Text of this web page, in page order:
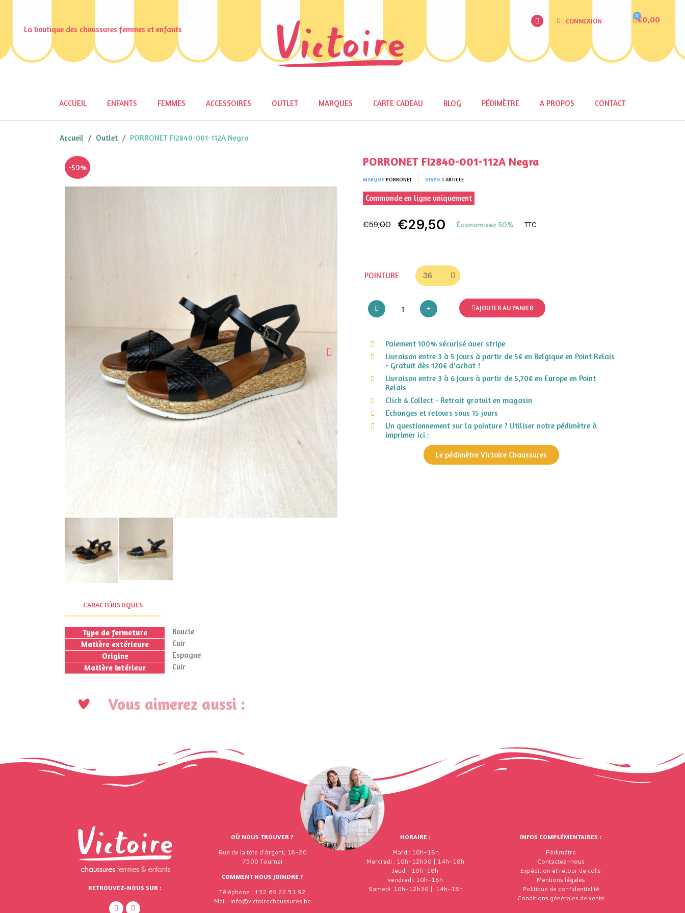
La boutique des chaussures femmes et enfants
CONNEXION €0,00
ACCUEIL ENFANTS FEMMES ACCESSOIRES OUTLET MARQUES CARTE CADEAU BLOG PÉDIMÈTRE A PROPOS CONTACT
Accueil Outlet PORRONET FI2840-001-112A Negra
-50% PORRONET FI2840-001-112A Negra
MARQUE PORRONET DISPO 1 ARTICLE
Commande en ligne uniquement
€59,00 €29,50 Économisez 50% TTC
POINTURE
AJOUTER AU PANIER
Paiement 100% sécurisé avec stripe
Livraison entre 3 à 5 jours à partir de 5€ en Belgique en Point Relais
- Gratuit dès 120€ d'achat !
Livraison entre 3 à 6 jours à partir de 5,70€ en Europe en Point
Relais
Click & Collect - Retrait gratuit en magasin
Echanges et retours sous 15 jours
Un questionnement sur la pointure ? Utiliser notre pédimètre à
imprimer ici :
Le pédimètre Victoire Chaussures
CARACTÉRISTIQUES
Type de fermeture
Boucle
Matière extérieure
Cuir
Origine
Espagne
Matière Intérieur
Cuir
Vous aimerez aussi :
RETROUVEZ-NOUS SUR :
OÙ NOUS TROUVER ?
Rue de la tête d'Argent, 18-20
7500 Tournai
COMMENT NOUS JOINDRE ?
Téléphone : +32 69 22 51 92
Mail : info@victoirechaussures.be
HORAIRE :
Mardi: 10h-18h
Mercredi : 10h-12h30 | 14h-18h
Jeudi : 10h-18h
vendredi: 10h-18h
Samedi: 10h-12h30 | 14h-18h
INFOS COMPLÉMENTAIRES :
Pédimètre
Contactez-nous
Expédition et retour de colis
Mentions légales
Politique de confidentialité
Conditions générales de vente